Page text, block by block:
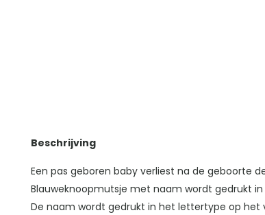
Beschrijving
Een pas geboren baby verliest na de geboorte
Blauweknoopmutsje met naam wordt gedrukt
De naam wordt gedrukt in het lettertype op het